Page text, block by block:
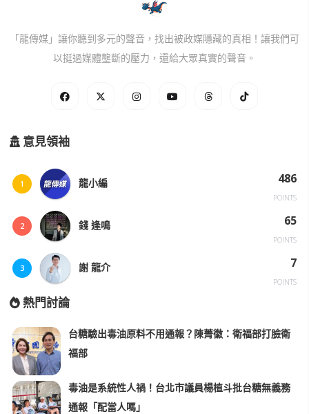
「龍傳媒」讓你聽到多元的聲音，找出被政媒隱藏的真相！讓我們可
以挺過媒體壟斷的壓力，還給大眾真實的聲音。
意見領袖
1 龍小編 486
POINTS
2 錢 逢鳴 65
POINTS
3 謝 龍介 7
POINTS
熱門討論
台糖驗出毒油原料不用通報？陳菁徽：衛福部打臉衛
福部
毒油是系統性人禍！台北市議員楊植斗批台糖無義務
通報「配當人嗎」